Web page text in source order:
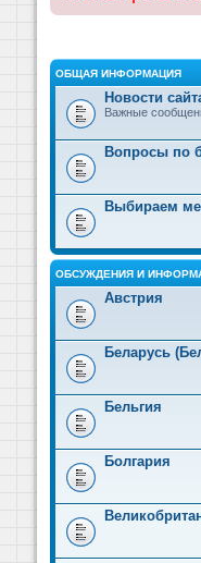
ОБЩАЯ ИНФОРМАЦИЯ
Новости
Важные
Вопросы по
Выбираем
ОБСУЖДЕНИЯ И
Австрия
Беларусь
Бельгия
Болгария